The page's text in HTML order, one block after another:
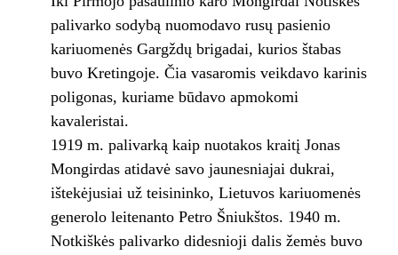
palivarko sodybą nuomodavo rusų pasienio
kariuomenės Gargždų brigadai, kurios štabas
buvo Kretingoje. Čia vasaromis veikdavo karinis
poligonas, kuriame būdavo apmokomi
kavaleristai.
1919 m. palivarką kaip nuotakos kraitį Jonas
Mongirdas atidavė savo jaunesniajai dukrai,
ištekėjusiai už teisininko, Lietuvos kariuomenės
generolo leitenanto Petro Šniukštos. 1940 m.
Notkiškės palivarko didesnioji dalis žemės buvo